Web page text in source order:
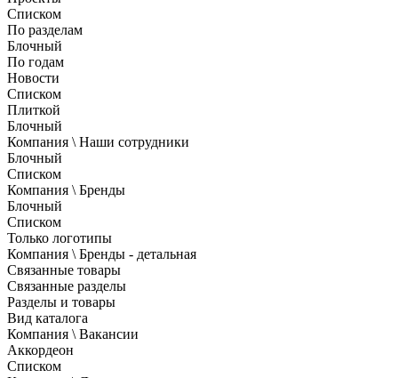
Списком
По разделам
Блочный
По годам
Новости
Списком
Плиткой
Блочный
Компания \ Наши сотрудники
Блочный
Списком
Компания \ Бренды
Блочный
Списком
Только логотипы
Компания \ Бренды - детальная
Связанные товары
Связанные разделы
Разделы и товары
Вид каталога
Компания \ Вакансии
Аккордеон
Списком